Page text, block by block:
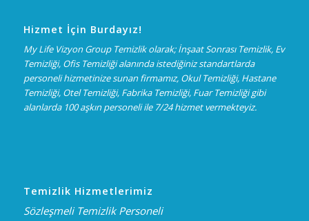
Hizmet İçin Burdayız!
My Life Vizyon Group Temizlik olarak; İnşaat Sonrası Temizlik, Ev
Temizliği, Ofis Temizliği alanında istediğiniz standartlarda
personeli hizmetinize sunan firmamız, Okul Temizliği, Hastane
Temizliği, Otel Temizliği, Fabrika Temizliği, Fuar Temizliği gibi
alanlarda 100 aşkın personeli ile 7/24 hizmet vermekteyiz.
Temizlik Hizmetlerimiz
Sözleşmeli Temizlik Personeli